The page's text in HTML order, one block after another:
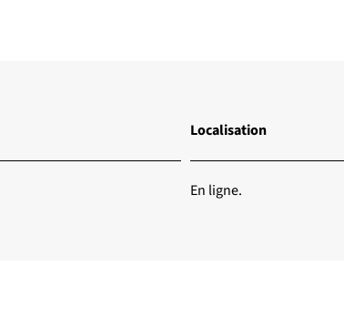
Localisation
En ligne.